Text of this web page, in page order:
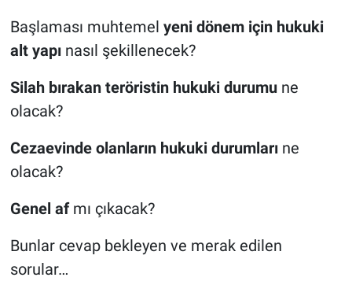
Başlaması muhtemel yeni dönem için hukuki
alt yapınasıl şekillenecek?
Silah bırakan teröristin hukuki durumu ne
olacak?
Cezaevinde olanların hukuki durumlarıne
olacak?
Genel af mı çıkacak?
Bunlar cevap bekleyen ve merak edilen
sorular…